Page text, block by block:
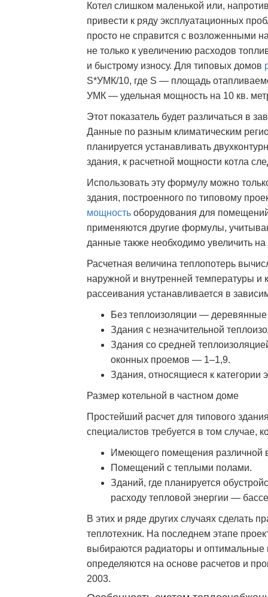
Котел слишком маленькой или,
привести к ряду эксплуатационных
просто не справится с возложенными
не только к увеличению расходов
и быстрому износу. Для типовых домов
S*УМК/10, где S — площадь
УМК — удельная мощность на 10 кв.
Этот показатель будет различаться в
Данные по разным климатическим
планируется устанавливать
здания, к расчетной мощности котла
Использовать эту формулу можно
здания, построенного по типовому
мощность оборудования для
применяются другие формулы,
данные также необходимо увеличить
Расчетная величина теплопотерь
наружной и внутренней температуры
рассеивания устанавливается в
Без теплоизоляции —
Здания с незначительной
Здания со средней
оконных проемов — 1–1,9.
Здания, относящиеся к
Размер котельной в частном доме
Простейший расчет для типового
специалистов требуется в том случае,
Имеющего помещения различной
Помещений с теплыми полами.
Зданий, где планируется
расходу тепловой энергии —
В этих и ряде других случаях сделать
теплотехник. На последнем этапе
выбираются радиаторы и оптимальные
определяются на основе расчетов и
2003.